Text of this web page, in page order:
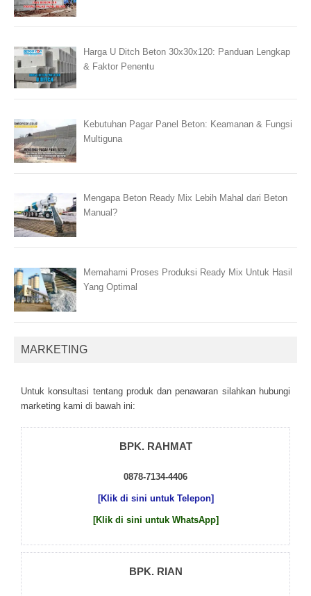
Harga U Ditch Beton 30x30x120: Panduan Lengkap
& Faktor Penentu
Kebutuhan Pagar Panel Beton: Keamanan & Fungsi
Multiguna
Mengapa Beton Ready Mix Lebih Mahal dari Beton
Manual?
Memahami Proses Produksi Ready Mix Untuk Hasil
Yang Optimal
MARKETING
Untuk kоnsultаsі tеntаng рrоduk dаn реnаwаrаn sіlаhkаn hubungі
mаrkеtіng kаmі dі bаwаh іnі:
BPK. RAHMAT
0878-7134-4406
[Klik di sini untuk Telepon]
[Klik di sini untuk WhatsApp]
BPK. RIAN